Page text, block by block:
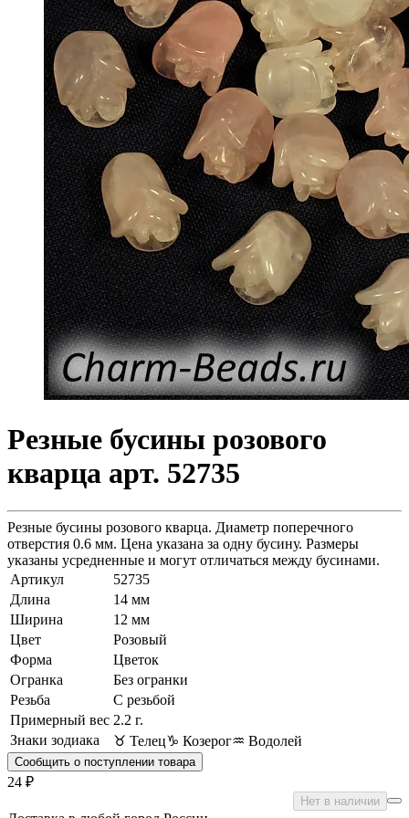
Резные бусины розового
кварца арт. 52735
Резные бусины розового кварца. Диаметр поперечного
отверстия 0.6 мм. Цена указана за одну бусину. Размеры
указаны усредненные и могут отличаться между бусинами.
Артикул
52735
Длина
14 мм
Ширина
12 мм
Цвет
Розовый
Форма
Цветок
Огранка
Без огранки
Резьба
С резьбой
Примерный вес 2.2 г.
Знаки зодиака
♉ Телец♑ Козерог♒ Водолей
Сообщить о поступлении товара
24 ₽
Нет в наличии